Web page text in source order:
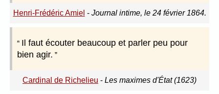
Henri-Frédéric Amiel - Journal intime, le 24 février 1864.
Il faut écouter beaucoup et parler peu pour
bien agir.
Cardinal de Richelieu - Les maximes d'État (1623)